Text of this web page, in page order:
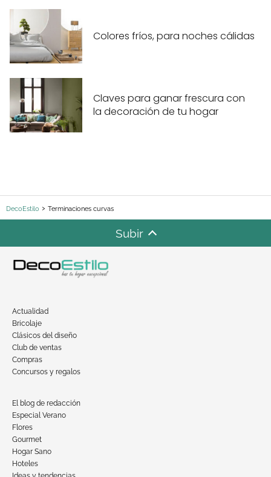
Colores fríos, para noches cálidas
Claves para ganar frescura con
la decoración de tu hogar
DecoEstilo Terminaciones curvas
Subir
Actualidad
Bricolaje
Clásicos del diseño
Club de ventas
Compras
Concursos y regalos
El blog de redacción
Especial Verano
Flores
Gourmet
Hogar Sano
Hoteles